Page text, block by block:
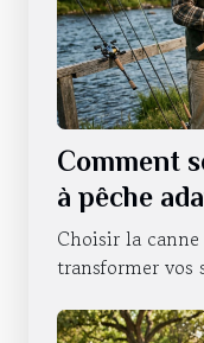
Comment
à pêche
Choisir la canne
transformer vos